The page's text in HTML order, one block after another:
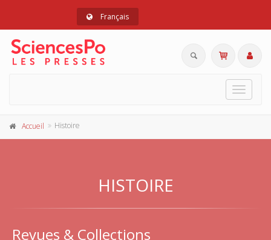
Français
Toggle
Accueil Histoire
HISTOIRE
Revues & Collections